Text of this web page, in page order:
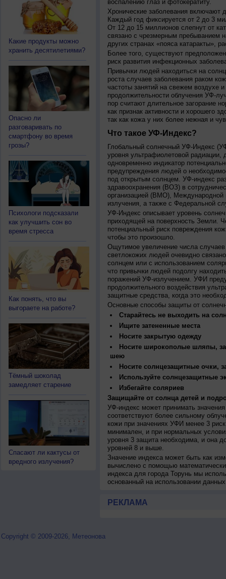
Какие продукты можно
хранить десятилетиями?
Опасно ли
разговаривать по
смартфону во время
грозы?
Психологи подсказали
как улучшить сон во
время стресса
Как понять, что вы
выгораете на работе?
Тёмный шоколад
замедляет старение
Спасают ли кактусы от
вредного излучения?
воспалению глаз и фотокератиту.
Хронические заболевания включают
Каждый год фиксируется от 2 до 3
От 12 до 15 миллионов слепнут от
связано с чрезмерным пребыванием
других странах «пояса катаракты»,
Более того, существуют
риск развития инфекционных
Привычки людей находиться на
роста случаев заболевания раком
частоты занятий на свежем воздухе
продолжительности облучения УФ-
пор считают длительное загорание
как признак активности и хорошего
так как кожа у них более нежная и
Что такое УФ-Индекс?
Глобальный солнечный УФ-Индекс
уровня ультрафиолетовой
одновременно индикатор
предупреждения людей о
под открытым солнцем. УФ-индекс
здравоохранения (ВОЗ) в
организацией (ВМО), Международной
излучения, а также с Федеральной
УФ-Индекс описывает уровень
приходящей на поверхность Земли.
потенциальный риск повреждения
чтобы это произошло.
Ощутимое увеличение числа
светлокожих людей очевидно
солнцем или с использованием
что привычки людей подолгу
поражений УФ-излучением. УФИ
продолжительного воздействия
защитные средства, когда это
Основные способы защиты от
Старайтесь не выходить на
Ищите затененные места
Носите закрытую одежду
Носите широкополые шляпы,
шею
Носите солнцезащитные очки,
Используйте солнцезащитные
Избегайте соляриев
Защищайте от солнца детей и
УФ-индекс может принимать
соответствуют более сильному
кожи при значениях УФИ менее 3
минимален, и при нормальных
уровня 3 защита необходима, и она
уровней 8 и выше.
Значение индекса может быть как
вычислено с помощью
индекса для города Торунь мы
основанный на использовании
РЕКЛАМА
Copyright © 2009-2026, Метеонова